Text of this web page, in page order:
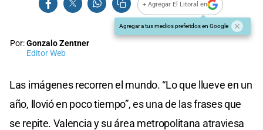
+ Agregar El Litoral en
Agregar a tus medios preferidos en Google
Por:Gonzalo Zentner
Editor Web
Las imágenes recorren el mundo. “Lo que llueve en un
año, llovió en poco tiempo”, es una de las frases que
se repite. Valencia y su área metropolitana atraviesa